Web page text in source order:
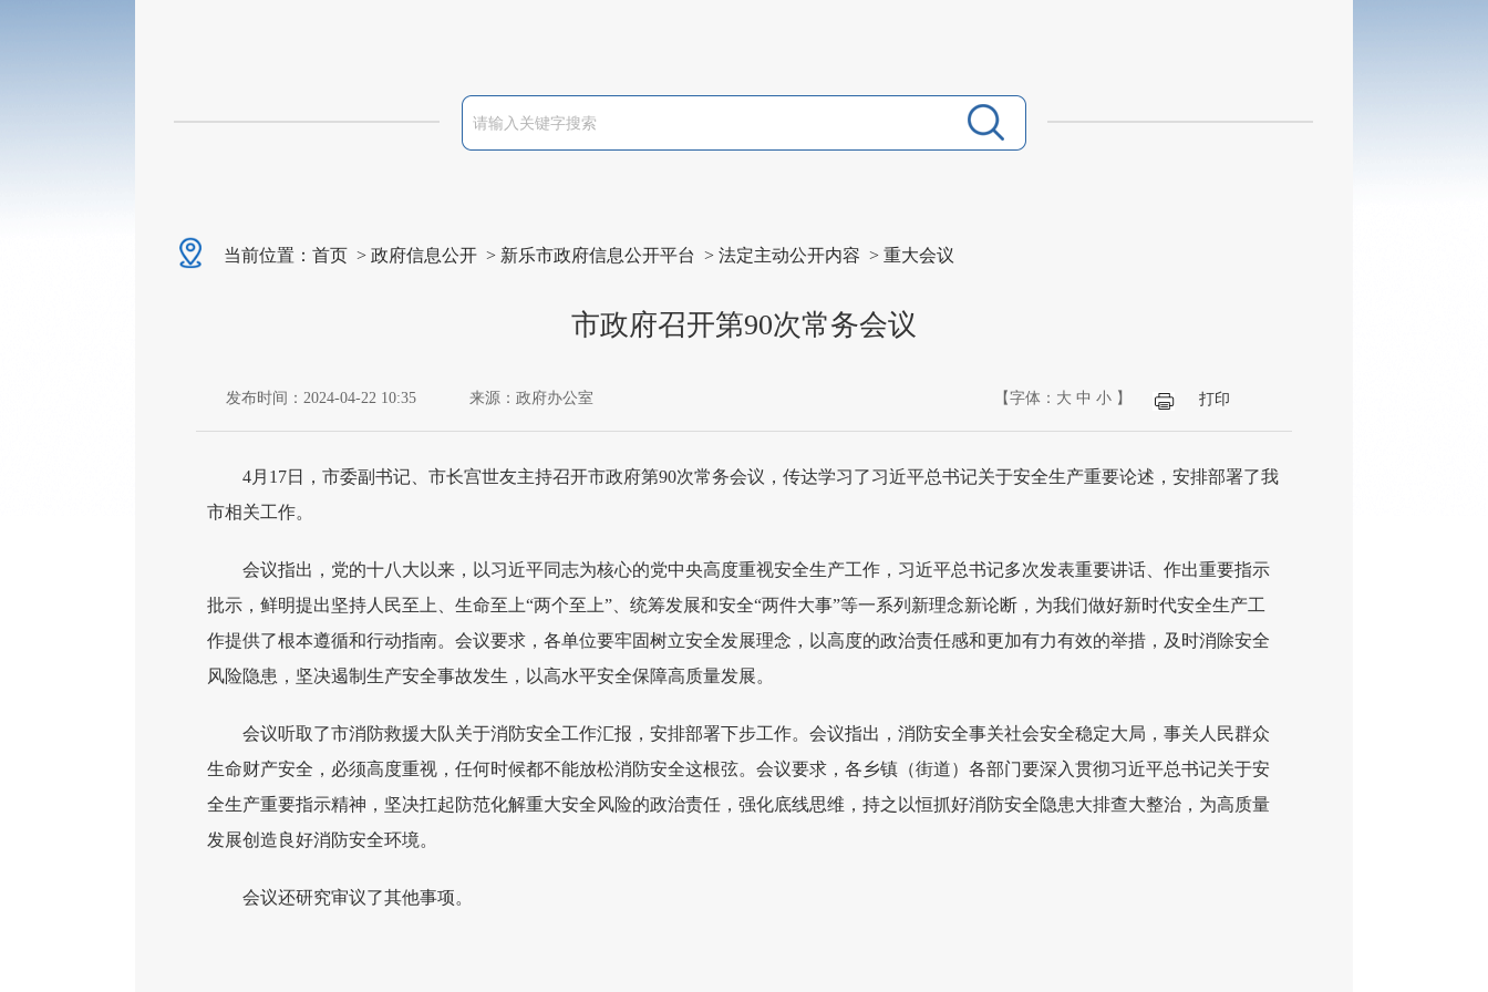
当前位置： 首页 > 政府信息公开 > 新乐市政府信息公开平台 > 法定主动公开内容 > 重大会议
市政府召开第90次常务会议
发布时间：2024-04-22 10:35 来源：政府办公室 【字体： 大 中 小 】 打印
4月17日，市委副书记、市长宫世友主持召开市政府第90次常务会议，传达学习了习近平总书记关于安全生产重要论述，安排部署了我
市相关工作。
会议指出，党的十八大以来，以习近平同志为核心的党中央高度重视安全生产工作，习近平总书记多次发表重要讲话、作出重要指示
批示，鲜明提出坚持人民至上、生命至上“两个至上”、统筹发展和安全“两件大事”等一系列新理念新论断，为我们做好新时代安全生产工
作提供了根本遵循和行动指南。会议要求，各单位要牢固树立安全发展理念，以高度的政治责任感和更加有力有效的举措，及时消除安全
风险隐患，坚决遏制生产安全事故发生，以高水平安全保障高质量发展。
会议听取了市消防救援大队关于消防安全工作汇报，安排部署下步工作。会议指出，消防安全事关社会安全稳定大局，事关人民群众
生命财产安全，必须高度重视，任何时候都不能放松消防安全这根弦。会议要求，各乡镇（街道）各部门要深入贯彻习近平总书记关于安
全生产重要指示精神，坚决扛起防范化解重大安全风险的政治责任，强化底线思维，持之以恒抓好消防安全隐患大排查大整治，为高质量
发展创造良好消防安全环境。
会议还研究审议了其他事项。